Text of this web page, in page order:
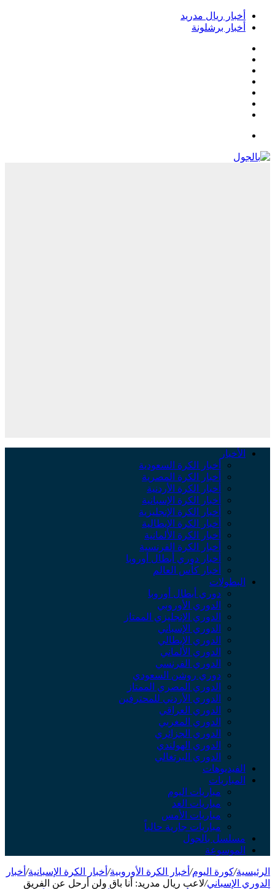
ريال مدريد
برشلونة
أخبار الكرة السعودية
أخبار الكرة المصرية
أخبار الكرة الأردنية
أخبار الكرة الإسبانية
أخبار الكرة الإنجليزية
أخبار الكرة الإيطالية
أخبار الكرة الألمانية
أخبار الكرة الفرنسية
أخبار دوري أبطال أوروبا
أخبار كأس العالم
دوري أبطال أوروبا
الدوري الأوروبي
الدوري الإنجليزي الممتاز
الدوري الإسباني
الدوري الإيطالي
الدوري الألماني
الدوري الفرنسي
دوري روشن السعودي
الدوري المصري الممتاز
الدوري الأردني للمحترفين
الدوري العراقي
الدوري المغربي
الدوري الجزائري
الدوري الهولندي
الدوري البرتغالي
مباريات اليوم
مباريات الغد
مباريات الأمس
مباريات جارية حالياً
بالجول
/كورة اليوم/ أخبار الكرة الأوروبية /أخبار الكرة الإسبانية /أخبار
/لاعب ريال مدريد: أنا باق ولن أرحل عن الفريق